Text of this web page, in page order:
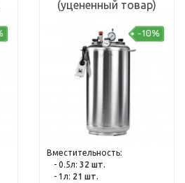
(уцененный товар)
Вместительность:
- 0.5л: 32 шт.
- 1л: 21 шт.